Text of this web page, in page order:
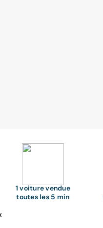
1 voiture vendue
toutes les 5 min